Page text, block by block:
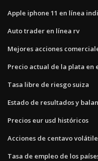
Apple iphone 11 en línea
Auto trader en línea rv
Mejores acciones
Precio actual de la plata en
Tasa libre de riesgo suiza
Estado de resultados y
Precios eur usd históricos
Acciones de centavo
Tasa de empleo de los